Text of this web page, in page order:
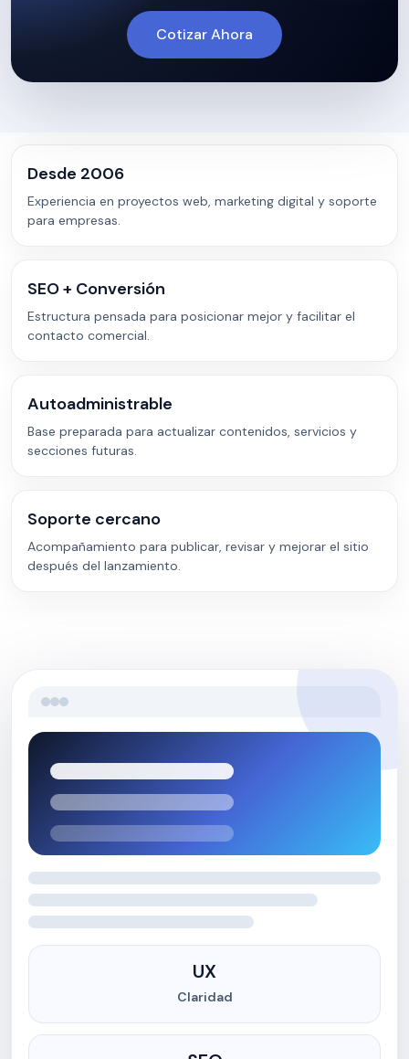
Cotizar Ahora
Desde 2006
Experiencia en proyectos web, marketing digital y soporte
para empresas.
SEO + Conversión
Estructura pensada para posicionar mejor y facilitar el
contacto comercial.
Autoadministrable
Base preparada para actualizar contenidos, servicios y
secciones futuras.
Soporte cercano
Acompañamiento para publicar, revisar y mejorar el sitio
después del lanzamiento.
UX
Claridad